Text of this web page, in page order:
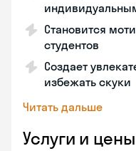
Становится
студентов
Создает
избежать скуки
Читать дальше
Услуги и цены